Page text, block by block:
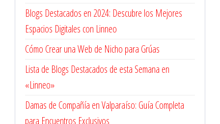
Blogs Destacados en 2024: Descubre los Mejores
Espacios Digitales con Linneo
Cómo Crear una Web de Nicho para Grúas
Lista de Blogs Destacados de esta Semana en
«Linneo»
Damas de Compañía en Valparaíso: Guía Completa
para Encuentros Exclusivos